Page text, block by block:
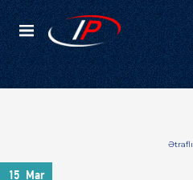
Kateqoriyalar
Ətraflı
15
Mar